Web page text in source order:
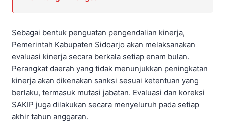
Sebagai bentuk penguatan pengendalian kinerja,
Pemerintah Kabupaten Sidoarjo akan melaksanakan
evaluasi kinerja secara berkala setiap enam bulan.
Perangkat daerah yang tidak menunjukkan peningkatan
kinerja akan dikenakan sanksi sesuai ketentuan yang
berlaku, termasuk mutasi jabatan. Evaluasi dan koreksi
SAKIP juga dilakukan secara menyeluruh pada setiap
akhir tahun anggaran.